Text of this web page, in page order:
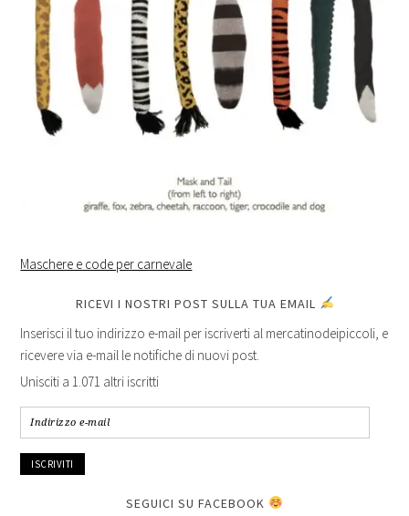
Maschere e code per carnevale
RICEVI I NOSTRI POST SULLA TUA EMAIL
Inserisci il tuo indirizzo e-mail per iscriverti al mercatinodeipiccoli, e
ricevere via e-mail le notifiche di nuovi post.
Unisciti a 1.071 altri iscritti
Indirizzo
e-
mail
SEGUICI SU FACEBOOK